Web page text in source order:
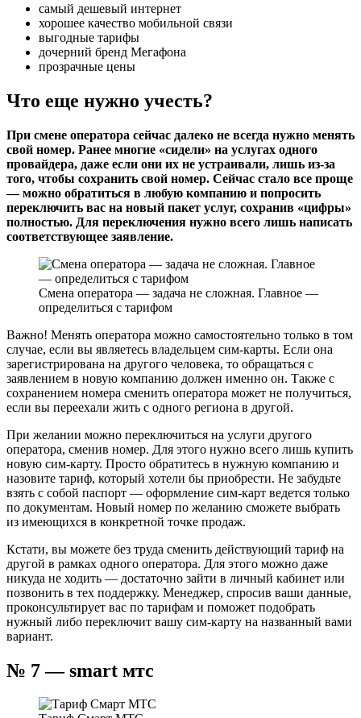
самый дешевый интернет
хорошее качество мобильной связи
выгодные тарифы
дочерний бренд Мегафона
прозрачные цены
Что еще нужно учесть?
При смене оператора сейчас далеко не всегда нужно менять
свой номер. Ранее многие «сидели» на услугах одного
провайдера, даже если они их не устраивали, лишь из-за
того, чтобы сохранить свой номер. Сейчас стало все проще
— можно обратиться в любую компанию и попросить
переключить вас на новый пакет услуг, сохранив «цифры»
полностью. Для переключения нужно всего лишь написать
соответствующее заявление.
Смена оператора — задача не сложная. Главное —
определиться с тарифом
Важно! Менять оператора можно самостоятельно только в том
случае, если вы являетесь владельцем сим-карты. Если она
зарегистрирована на другого человека, то обращаться с
заявлением в новую компанию должен именно он. Также с
сохранением номера сменить оператора может не получиться,
если вы переехали жить с одного региона в другой.
При желании можно переключиться на услуги другого
оператора, сменив номер. Для этого нужно всего лишь купить
новую сим-карту. Просто обратитесь в нужную компанию и
назовите тариф, который хотели бы приобрести. Не забудьте
взять с собой паспорт — оформление сим-карт ведется только
по документам. Новый номер по желанию сможете выбрать
из имеющихся в конкретной точке продаж.
Кстати, вы можете без труда сменить действующий тариф на
другой в рамках одного оператора. Для этого можно даже
никуда не ходить — достаточно зайти в личный кабинет или
позвонить в тех поддержку. Менеджер, спросив ваши данные,
проконсультирует вас по тарифам и поможет подобрать
нужный либо переключит вашу сим-карту на названный вами
вариант.
№ 7 — smart мтс